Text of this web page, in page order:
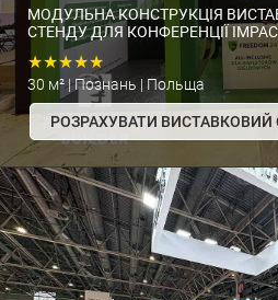
МОДУЛЬНА КОНСТРУКЦІЯ
СТЕНДУ ДЛЯ КОНФЕРЕНЦІЇ
★★★★★
30 м² | Познань | Польща
РОЗРАХУВАТИ ВИСТАВКОВИЙ